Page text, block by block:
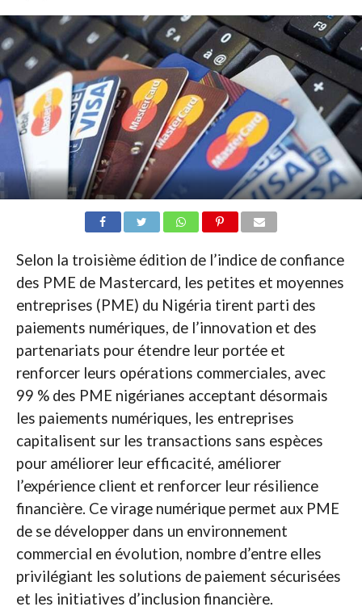
Selon la troisième édition de l’indice de confiance
des PME de Mastercard, les petites et moyennes
entreprises (PME) du Nigéria tirent parti des
paiements numériques, de l’innovation et des
partenariats pour étendre leur portée et
renforcer leurs opérations commerciales, avec
99 % des PME nigérianes acceptant désormais
les paiements numériques, les entreprises
capitalisent sur les transactions sans espèces
pour améliorer leur efficacité, améliorer
l’expérience client et renforcer leur résilience
financière. Ce virage numérique permet aux PME
de se développer dans un environnement
commercial en évolution, nombre d’entre elles
privilégiant les solutions de paiement sécurisées
et les initiatives d’inclusion financière.